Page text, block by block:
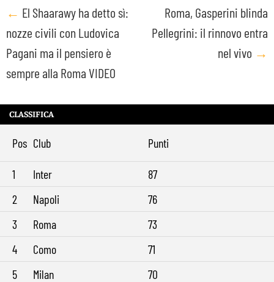
Post
navigation
← El Shaarawy ha detto sì:
nozze civili con Ludovica
Pagani ma il pensiero è
sempre alla Roma VIDEO
Roma, Gasperini blinda
Pellegrini: il rinnovo entra
nel vivo →
CLASSIFICA
Pos Club Punti
1 Inter
87
2
Napoli
76
3
Roma
73
4
Como
71
5
Milan 70